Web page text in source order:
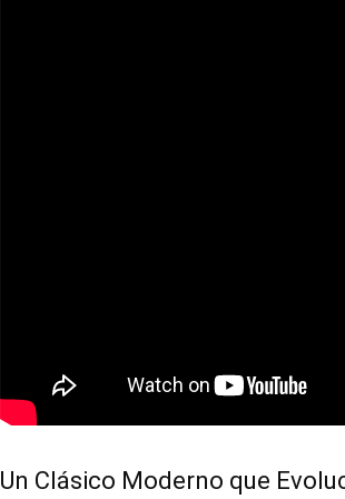
Un Clásico Moderno que